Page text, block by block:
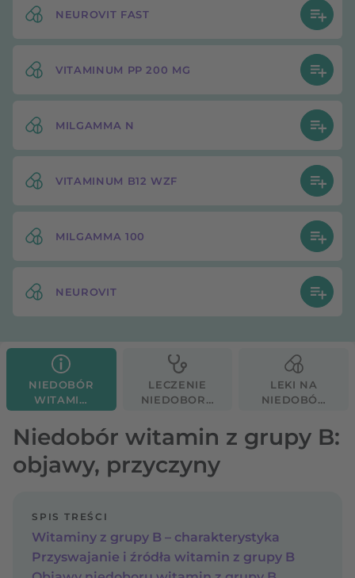
NEUROVIT FAST
VITAMINUM PP 200 MG
MILGAMMA N
VITAMINUM B12 WZF
MILGAMMA 100
NEUROVIT
NIEDOBÓR
WITAMIN
Z GRUPY B
LECZENIE
NIEDOBORU
GRUPY B
LEKI NA
NIEDOBÓR
Z GRUPY B
Niedobór witamin z grupy B:
objawy, przyczyny
SPIS TREŚCI
Witaminy z grupy B – charakterystyka
Przyswajanie i źródła witamin z grupy B